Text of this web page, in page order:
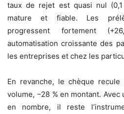
taux de rejet est quasi nul (0,1
mature et fiable. Les
progressent fortement
automatisation croissante des
les entreprises et chez les
En revanche, le chèque
volume, −28 % en montant. Avec
en nombre, il reste